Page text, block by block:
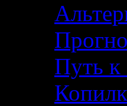
Путь к